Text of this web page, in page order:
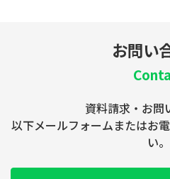
お問い
資料請求・お問
以下メールフォームまたはお
い。